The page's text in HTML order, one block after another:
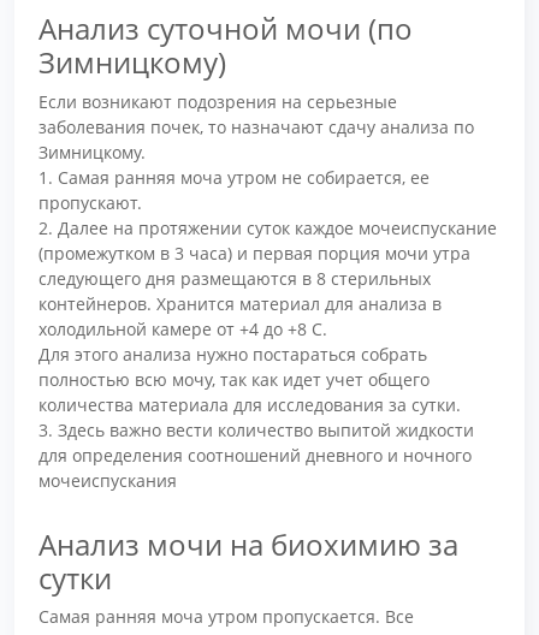
Анализ суточной мочи (по
Зимницкому)
Если возникают подозрения на серьезные
заболевания почек, то назначают сдачу анализа по
Зимницкому.
1. Самая ранняя моча утром не собирается, ее
пропускают.
2. Далее на протяжении суток каждое мочеиспускание
(промежутком в 3 часа) и первая порция мочи утра
следующего дня размещаются в 8 стерильных
контейнеров. Хранится материал для анализа в
холодильной камере от +4 до +8 С.
Для этого анализа нужно постараться собрать
полностью всю мочу, так как идет учет общего
количества материала для исследования за сутки.
3. Здесь важно вести количество выпитой жидкости
для определения соотношений дневного и ночного
мочеиспускания
Анализ мочи на биохимию за
сутки
Самая ранняя моча утром пропускается. Все